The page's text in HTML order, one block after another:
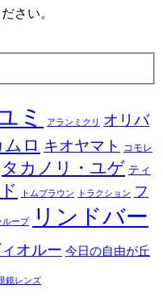
さい。
ミ アランミクリ
オリバ
ムロ キオヤマト
コモレ
タカノリ・ユゲ ティ
トムブラウン トラクション フ
ループ
リンドバー
オルー 今日の自由が丘
鏡レンズ